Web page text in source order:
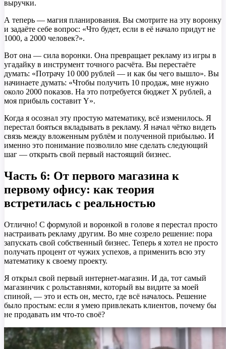
выручки.
А теперь — магия планирования. Вы смотрите на эту воронку
и задаёте себе вопрос: «Что будет, если в её начало придут не
1000, а 2000 человек?».
Вот она — сила воронки. Она превращает рекламу из игры в
угадайку в инструмент точного расчёта. Вы перестаёте
думать: «Потрачу 10 000 рублей — и как бы чего вышло». Вы
начинаете думать: «Чтобы получить 10 продаж, мне нужно
около 2000 показов. На это потребуется бюджет X рублей, а
моя прибыль составит Y».
Когда я осознал эту простую математику, всё изменилось. Я
перестал бояться вкладывать в рекламу. Я начал чётко видеть
связь между вложенным рублём и полученной прибылью. И
именно это понимание позволило мне сделать следующий
шаг — открыть свой первый настоящий бизнес.
Часть 6: От первого магазина к
первому офису: как теория
встретилась с реальностью
Отлично! С формулой и воронкой в голове я перестал просто
настраивать рекламу другим. Во мне созрело решение: пора
запускать свой собственный бизнес. Теперь я хотел не просто
получать процент от чужих успехов, а применить всю эту
математику к своему проекту.
Я открыл свой первый интернет-магазин. И да, тот самый
магазинчик с рольставнями, который вы видите за моей
спиной, — это и есть он, место, где всё началось. Решение
было простым: если я умею привлекать клиентов, почему бы
не продавать им что-то своё?